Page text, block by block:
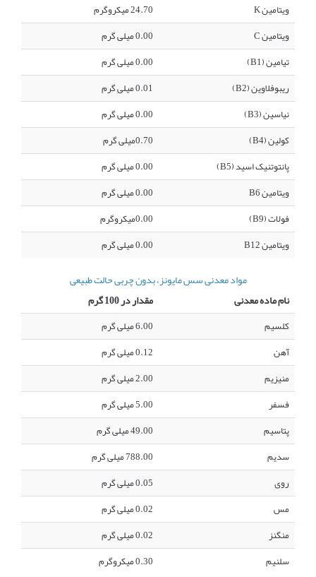
ویتامین K
24.70 میکروگرم
ویتامین C
0.00 میلی گرم
تیامین (B1)
0.00 میلی گرم
ریبوفلاوین (B2)
0.01 میلی گرم
نیاسین (B3)
0.00 میلی گرم
کولین (B4)
0.70میلی گرم
پانتوتنیک اسید (B5)
0.00 میلی گرم
ویتامین B6
0.00 میلی گرم
فولات (B9)
0.00میکروگرم
ویتامین B12
0.00 میلی گرم
مواد معدنی سس مایونز، بدون چربی حالت طبیعی
نام ماده معدنی
مقدار در 100 گرم
کلسیم
6.00 میلی گرم
آهن
0.12 میلی گرم
منیزیم
2.00 میلی گرم
فسفر
5.00 میلی گرم
پتاسیم
49.00 میلی گرم
سدیم
788.00 میلی گرم
روی
0.05 میلی گرم
مس
0.02 میلی گرم
منگنز
0.02 میلی گرم
سلنیم
0.30 میکروگرم